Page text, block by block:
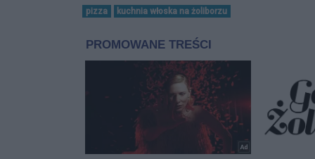
pizza kuchnia włoska na żoliborzu